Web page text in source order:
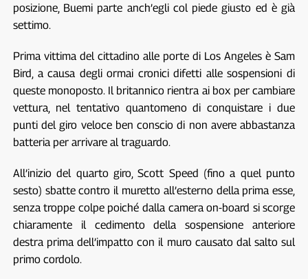
posizione, Buemi parte anch’egli col piede giusto ed è già
settimo.
Prima vittima del cittadino alle porte di Los Angeles è Sam
Bird, a causa degli ormai cronici difetti alle sospensioni di
queste monoposto. Il britannico rientra ai box per cambiare
vettura, nel tentativo quantomeno di conquistare i due
punti del giro veloce ben conscio di non avere abbastanza
batteria per arrivare al traguardo.
All’inizio del quarto giro, Scott Speed (fino a quel punto
sesto) sbatte contro il muretto all’esterno della prima esse,
senza troppe colpe poiché dalla camera on-board si scorge
chiaramente il cedimento della sospensione anteriore
destra prima dell’impatto con il muro causato dal salto sul
primo cordolo.